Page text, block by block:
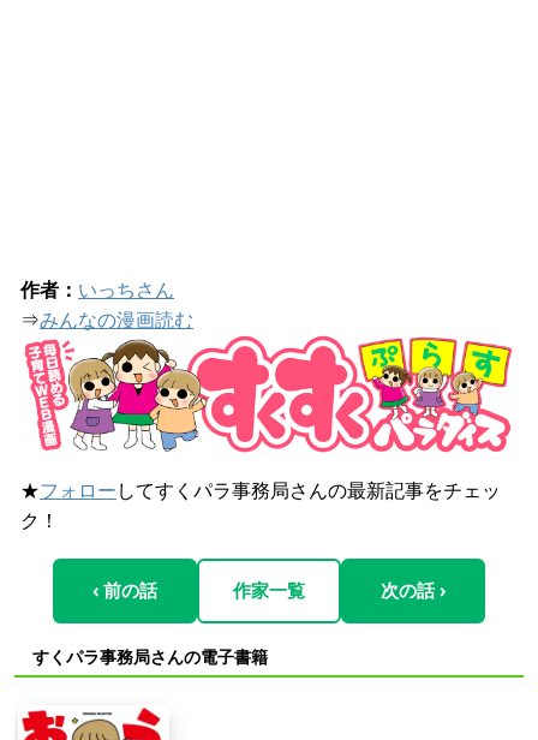
作者： いっちさん
⇒みんなの漫画読む
★フォロー してすくパラ事務局さんの最新記事をチェッ
ク！
‹ 前の話 作家一覧 次の話 ›
すくパラ事務局さんの電子書籍